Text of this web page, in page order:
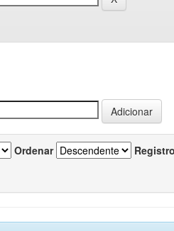
Ordenar